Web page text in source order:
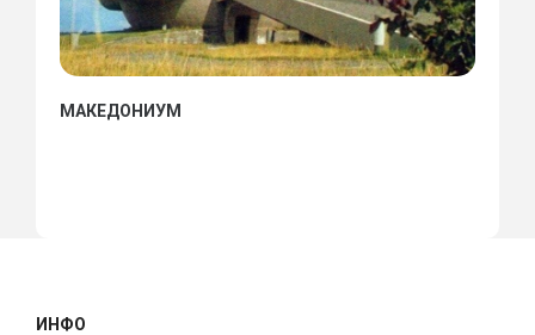
МАКЕДОНИУМ
ИНФО